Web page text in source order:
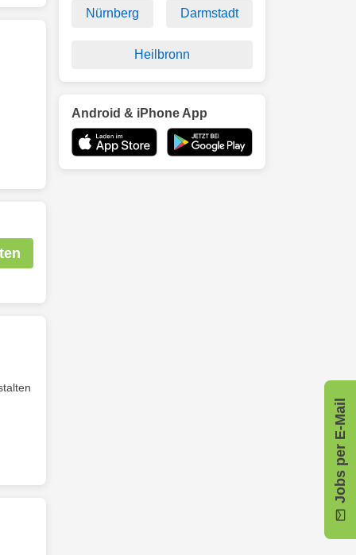
Jobs per E-Mail
Nürnberg Darmstadt
Heilbronn
Android & iPhone App